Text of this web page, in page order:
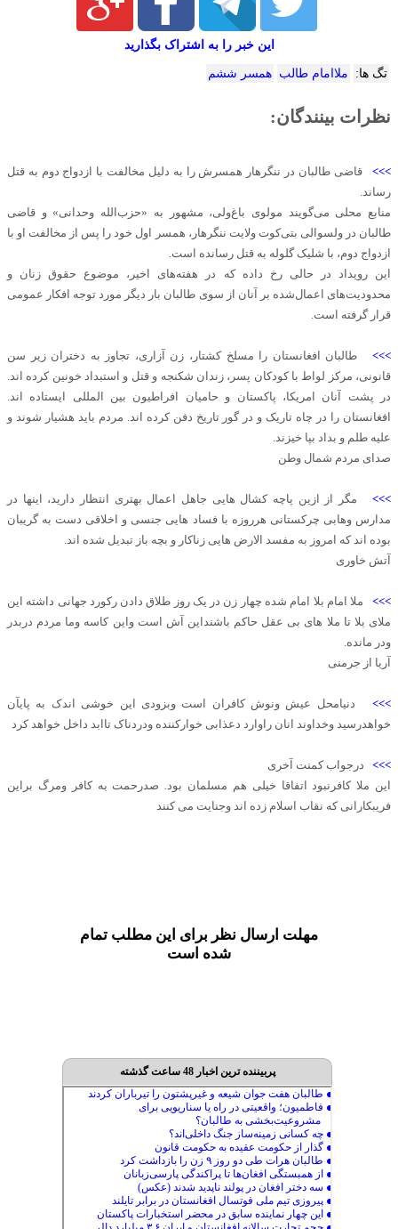
این خبر را به اشتراک بگذارید
تگ ها: ملاامام طالب همسر ششم
نظرات بینندگان:
>>>قاضی طالبان در ننگرهار همسرش را به دلیل مخالفت با ازدواج دوم به قتل
رساند.
منابع محلی می‌گویند مولوی باغ‌ولی، مشهور به «حزب‌الله وحدانی» و قاضی
طالبان در ولسوالی بتی‌کوت ولایت ننگرهار، همسر اول خود را پس از مخالفت او با
ازدواج دوم، با شلیک گلوله به قتل رسانده است.
این رویداد در حالی رخ داده که در هفته‌های اخیر، موضوع حقوق زنان و
محدودیت‌های اعمال‌شده بر آنان از سوی طالبان بار دیگر مورد توجه افکار عمومی
قرار گرفته است.
>>> طالبان افغانستان را مسلخ کشتار، زن آزاری، تجاوز به دختران زیر سن
قانونی، مرکز لواط با کودکان پسر، زندان شکنجه و قتل و استبداد خونین کرده اند.
در پشت آنان امریکا، پاکستان و حامیان افراطیون بین المللی ایستاده اند.
افغانستان را در چاه تاریک و در گور تاریخ دفن کرده اند. مردم باید هشیار شوند و
علیه طلم و بداد بپا خیزند.
صدای مردم شمال وطن
>>> مگر از ازین پاچه کشال هایی جاهل اعمال بهتری انتظار دارید، اینها در
مدارس وهابی چرکستانی هرروزه با فساد هایی جنسی و اخلاقی دست به گریبان
بوده اند که امروز به مفسد الارض هایی زناکار و بچه باز تبدیل شده اند.
آتش خاوری
>>> ملا امام بلا امام شده چهار زن در یک روز طلاق دادن رکورد جهانی داشته این
ملای بلا تا ملا های بی عقل حاکم باشنداین آش است واین کاسه وما مردم دربدر
ودر مانده.
آریا از جرمنی
>>> دنیامحل عیش ونوش کافران است وبزودی این خوشی اندک به پایآن
خواهدرسید وخداوند انان راوارد دعذابی خوارکننده ودردناک تاابد داخل خواهد کرد
>>> درجواب کمنت آخری
این ملا کافرنبود اتفاقا خیلی هم مسلمان بود. صدرحمت به کافر ومرگ براین
فریبکارانی که نقاب اسلام زده اند وجنایت می کنند
مهلت ارسال نظر برای این مطلب تمام
شده است
پربیننده ترین اخبار 48 ساعت گذشته